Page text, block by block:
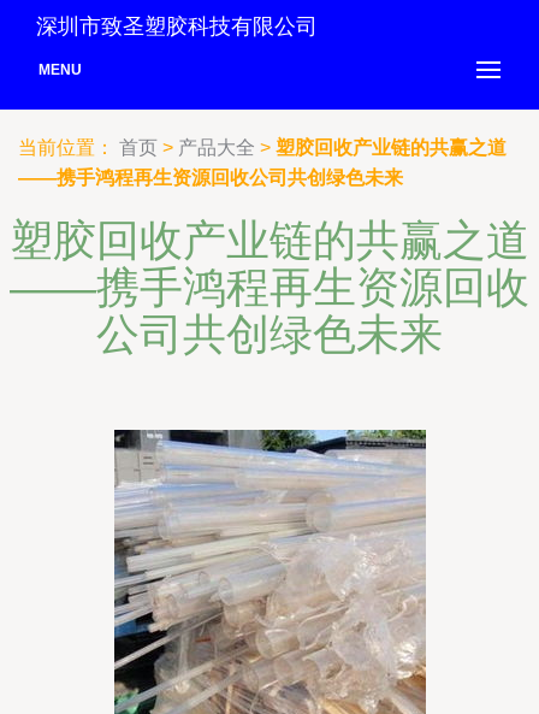
深圳市致圣塑胶科技有限公司
MENU
当前位置： 首页 > 产品大全 > 塑胶回收产业链的共赢之道
——携手鸿程再生资源回收公司共创绿色未来
塑胶回收产业链的共赢之道
——携手鸿程再生资源回收
公司共创绿色未来